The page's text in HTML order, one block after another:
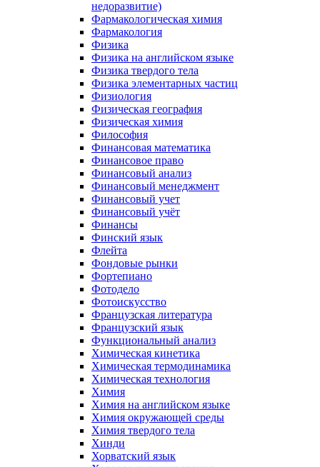
недоразвитие)
Фармакологическая химия
Фармакология
Физика
Физика на английском языке
Физика твердого тела
Физика элементарных частиц
Физиология
Физическая география
Физическая химия
Философия
Финансовая математика
Финансовое право
Финансовый анализ
Финансовый менеджмент
Финансовый учет
Финансовый учёт
Финансы
Финский язык
Флейта
Фондовые рынки
Фортепиано
Фотодело
Фотоискусство
Французская литература
Французский язык
Функциональный анализ
Химическая кинетика
Химическая термодинамика
Химическая технология
Химия
Химия на английском языке
Химия окружающей среды
Химия твердого тела
Хинди
Хорватский язык